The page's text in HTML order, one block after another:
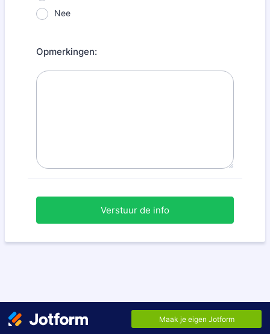
Nee
Opmerkingen:
Verstuur de info